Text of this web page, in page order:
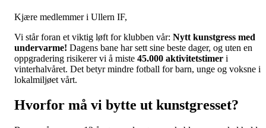
Kjære medlemmer i Ullern IF,
Vi står foran et viktig løft for klubben vår: Nytt kunstgress med
undervarme! Dagens bane har sett sine beste dager, og uten en
oppgradering risikerer vi å miste 45.000 aktivitetstimer i
vinterhalvåret. Det betyr mindre fotball for barn, unge og voksne i
lokalmiljøet vårt.
Hvorfor må vi bytte ut kunstgresset?